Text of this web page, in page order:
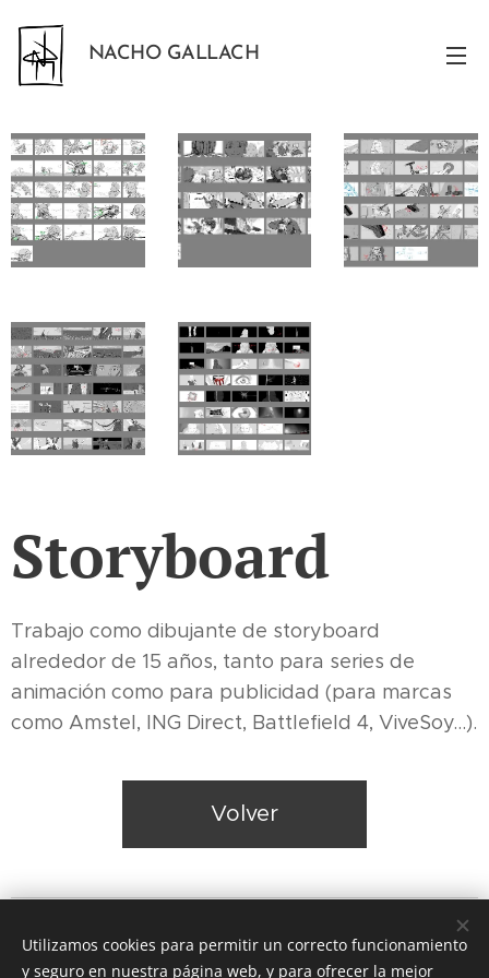
NACHO GALLACH
Storyboard
Trabajo como dibujante de storyboard
alrededor de 15 años, tanto para series de
animación como para publicidad (para marcas
como Amstel, ING Direct, Battlefield 4, ViveSoy...).
Volver
© 2026 Nacho Gallach · info@nachogallach.com · (+34) 653
358 869
Utilizamos cookies para permitir un correcto funcionamiento
y seguro en nuestra página web, y para ofrecer la mejor